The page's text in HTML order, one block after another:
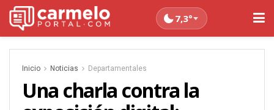
7,3°
Inicio Noticias Departamentales
Una charla contra la